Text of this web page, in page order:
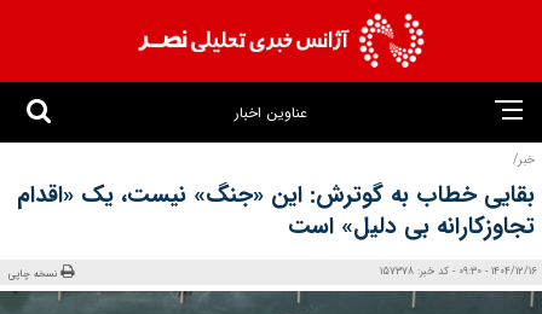
عناوین اخبار
خبر/
بقایی خطاب به گوترش: این «جنگ» نیست، یک «اقدام
تجاوزکارانه بی‌ دلیل» است
1404/12/16 - 09:30 - کد خبر: 157378 نسخه چاپی